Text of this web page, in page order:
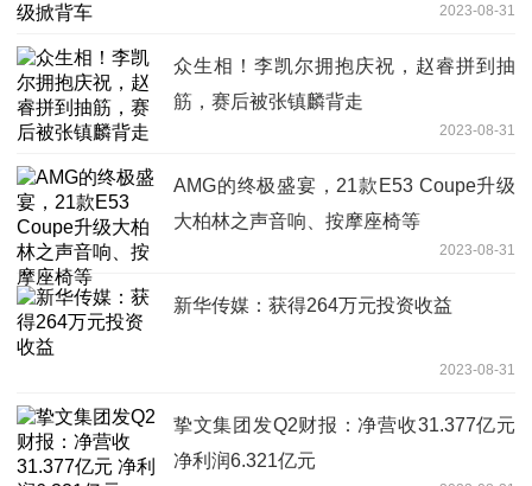
2023-08-31
众生相！李凯尔拥抱庆祝，赵睿拼到抽
筋，赛后被张镇麟背走
2023-08-31
AMG的终极盛宴，21款E53 Coupe升级
大柏林之声音响、按摩座椅等
2023-08-31
新华传媒：获得264万元投资收益
2023-08-31
挚文集团发Q2财报：净营收31.377亿元
净利润6.321亿元